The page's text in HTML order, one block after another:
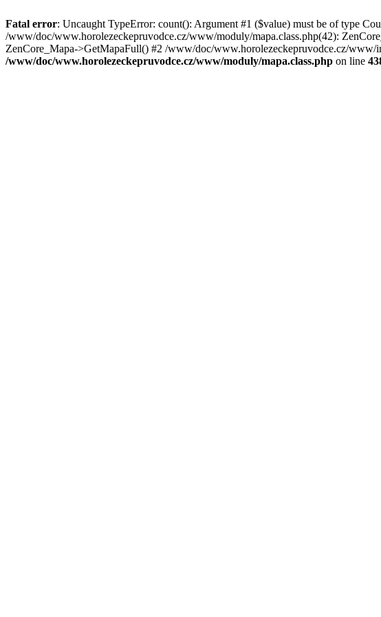
Fatal error: Uncaught TypeError: count(): Argument #1 ($value) must be of type
/www/doc/www.horolezeckepruvodce.cz/www/moduly/mapa.class.php(42):
ZenCore_Mapa->GetMapaFull() #2 /www/doc/www.horolezeckepruvodce.cz/
/www/doc/www.horolezeckepruvodce.cz/www/moduly/mapa.class.php on line